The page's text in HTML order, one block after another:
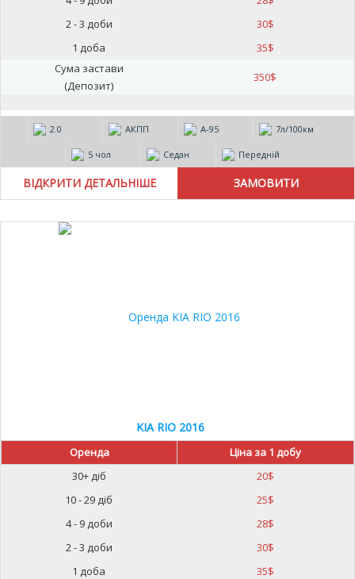
2 - 3 доби
30$
1 доба
35$
Сума застави
(Депозит)
350$
2.0 АКПП А-95 7л/100км
5 чол Седан Передній
ВІДКРИТИ ДЕТАЛЬНІШЕ
KIA RIO 2016
Оренда
Ціна за 1 добу
30+ діб
20$
10 - 29 діб
25$
4 - 9 доби
28$
2 - 3 доби
30$
1 доба
35$